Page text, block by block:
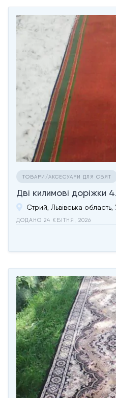
ТОВАРИ/АКСЕСУАРИ ДЛЯ СВЯТ
Дві килимові доріжки
Стрий, Львівська область,
ДОДАНО 24 КВІТНЯ, 2026